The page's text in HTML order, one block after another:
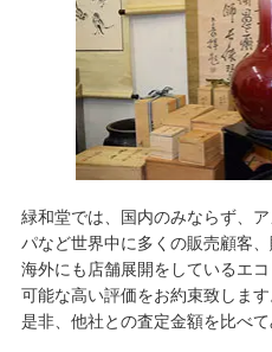
緑和堂では、国内のみならず、
パなど世界中に多くの販売顧客、
海外にも店舗展開をしているエ
可能な高い評価をお約束致します
是非、他社との査定金額を比べて